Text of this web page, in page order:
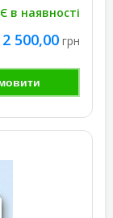
Є в наявності
2 500,00 грн